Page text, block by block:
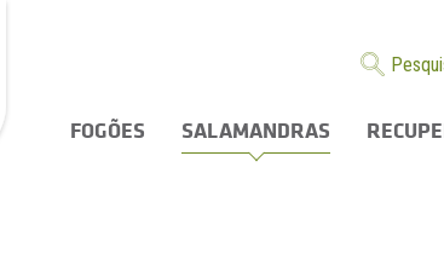
FOGÕES SALAMANDRAS